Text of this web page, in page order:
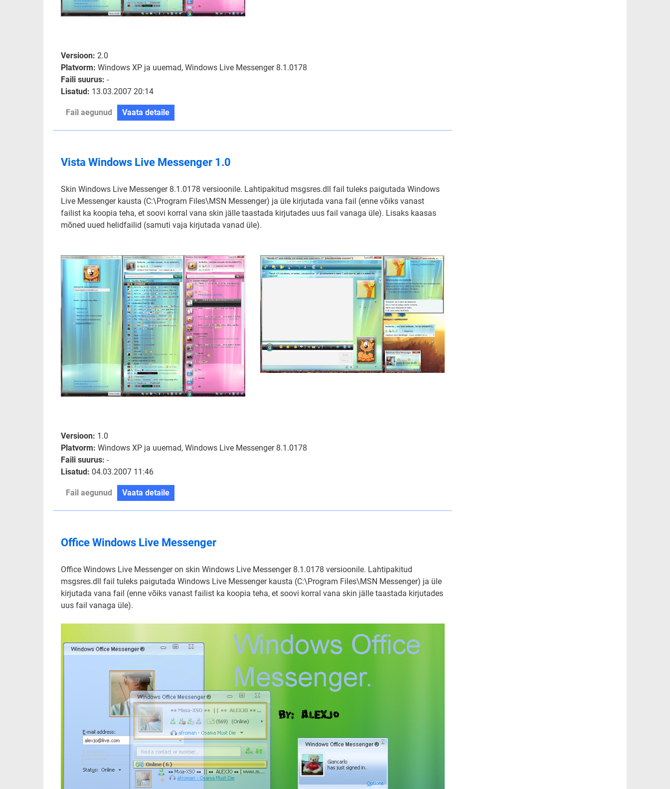
Versioon: 2.0
Platvorm: Windows XP ja uuemad, Windows Live Messenger 8.1.0178
Faili suurus: -
Lisatud: 13.03.2007 20:14
Fail aegunud Vaata detaile
Vista Windows Live Messenger 1.0
Skin Windows Live Messenger 8.1.0178 versioonile. Lahtipakitud msgsres.dll fail tuleks paigutada Windows
Live Messenger kausta (C:\Program Files\MSN Messenger) ja üle kirjutada vana fail (enne võiks vanast
failist ka koopia teha, et soovi korral vana skin jälle taastada kirjutades uus fail vanaga üle). Lisaks kaasas
mõned uued helidfailid (samuti vaja kirjutada vanad üle).
Versioon: 1.0
Platvorm: Windows XP ja uuemad, Windows Live Messenger 8.1.0178
Faili suurus: -
Lisatud: 04.03.2007 11:46
Fail aegunud Vaata detaile
Office Windows Live Messenger
Office Windows Live Messenger on skin Windows Live Messenger 8.1.0178 versioonile. Lahtipakitud
msgsres.dll fail tuleks paigutada Windows Live Messenger kausta (C:\Program Files\MSN Messenger) ja üle
kirjutada vana fail (enne võiks vanast failist ka koopia teha, et soovi korral vana skin jälle taastada kirjutades
uus fail vanaga üle).